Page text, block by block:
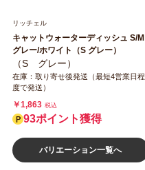
リッチェル
キャットウォーターディッシュ S/M
グレー/ホワイト（S グレー）
（S グレー）
在庫：取り寄せ後発送（最短4営業日程
度で発送）
￥1,863 税込
93ポイント獲得
バリエーション一覧へ